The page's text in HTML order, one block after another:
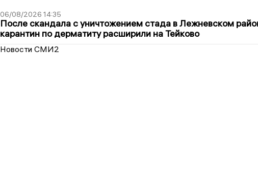
06/08/2026 14:35
После скандала с уничтожением стада в Лежневском
карантин по дерматиту расширили на Тейково
Новости СМИ2